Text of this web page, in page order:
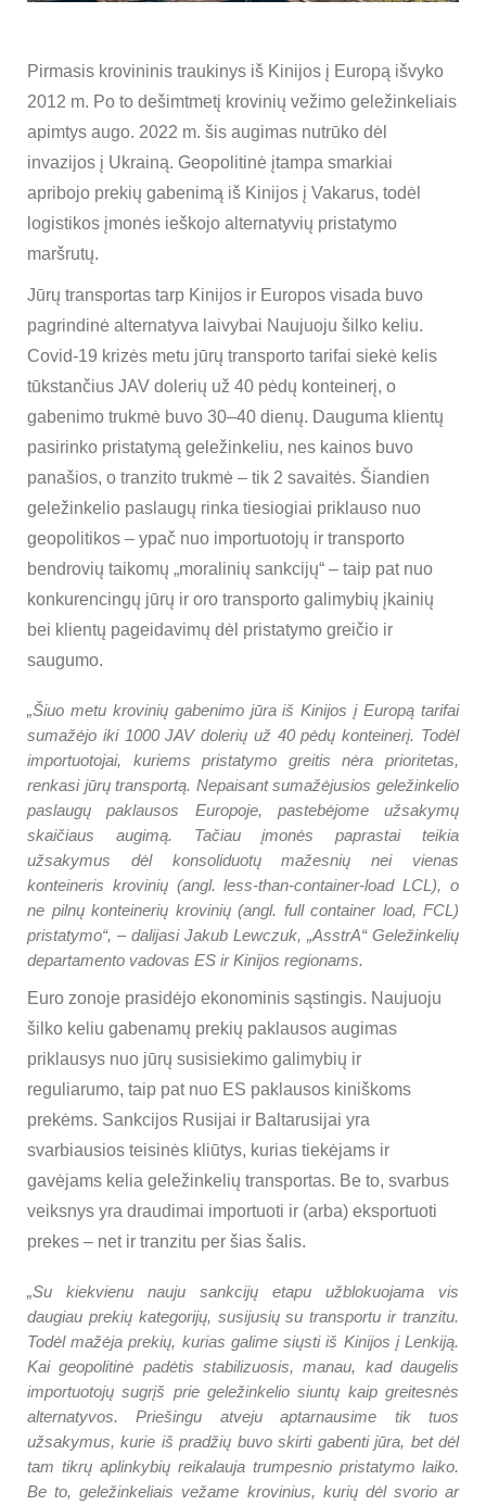
Pirmasis krovininis traukinys iš Kinijos į Europą išvyko
2012 m. Po to dešimtmetį krovinių vežimo geležinkeliais
apimtys augo. 2022 m. šis augimas nutrūko dėl
invazijos į Ukrainą. Geopolitinė įtampa smarkiai
apribojo prekių gabenimą iš Kinijos į Vakarus, todėl
logistikos įmonės ieškojo alternatyvių pristatymo
maršrutų.
Jūrų transportas tarp Kinijos ir Europos visada buvo
pagrindinė alternatyva laivybai Naujuoju šilko keliu.
Covid-19 krizės metu jūrų transporto tarifai siekė kelis
tūkstančius JAV dolerių už 40 pėdų konteinerį, o
gabenimo trukmė buvo 30–40 dienų. Dauguma klientų
pasirinko pristatymą geležinkeliu, nes kainos buvo
panašios, o tranzito trukmė – tik 2 savaitės. Šiandien
geležinkelio paslaugų rinka tiesiogiai priklauso nuo
geopolitikos – ypač nuo importuotojų ir transporto
bendrovių taikomų „moralinių sankcijų“ – taip pat nuo
konkurencingų jūrų ir oro transporto galimybių įkainių
bei klientų pageidavimų dėl pristatymo greičio ir
saugumo.
„Šiuo metu krovinių gabenimo jūra iš Kinijos į Europą tarifai
sumažėjo iki 1000 JAV dolerių už 40 pėdų konteinerį. Todėl
importuotojai, kuriems pristatymo greitis nėra prioritetas,
renkasi jūrų transportą. Nepaisant sumažėjusios geležinkelio
paslaugų paklausos Europoje, pastebėjome užsakymų
skaičiaus augimą. Tačiau įmonės paprastai teikia
užsakymus dėl konsoliduotų mažesnių nei vienas
konteineris krovinių (angl. less-than-container-load LCL), o
ne pilnų konteinerių krovinių (angl. full container load, FCL)
pristatymo“, – dalijasi Jakub Lewczuk, „AsstrA“ Geležinkelių
departamento vadovas ES ir Kinijos regionams.
Euro zonoje prasidėjo ekonominis sąstingis. Naujuoju
šilko keliu gabenamų prekių paklausos augimas
priklausys nuo jūrų susisiekimo galimybių ir
reguliarumo, taip pat nuo ES paklausos kiniškoms
prekėms. Sankcijos Rusijai ir Baltarusijai yra
svarbiausios teisinės kliūtys, kurias tiekėjams ir
gavėjams kelia geležinkelių transportas. Be to, svarbus
veiksnys yra draudimai importuoti ir (arba) eksportuoti
prekes – net ir tranzitu per šias šalis.
„Su kiekvienu nauju sankcijų etapu užblokuojama vis
daugiau prekių kategorijų, susijusių su transportu ir tranzitu.
Todėl mažėja prekių, kurias galime siųsti iš Kinijos į Lenkiją.
Kai geopolitinė padėtis stabilizuosis, manau, kad daugelis
importuotojų sugrįš prie geležinkelio siuntų kaip greitesnės
alternatyvos. Priešingu atveju aptarnausime tik tuos
užsakymus, kurie iš pradžių buvo skirti gabenti jūra, bet dėl
tam tikrų aplinkybių reikalauja trumpesnio pristatymo laiko.
Be to, geležinkeliais vežame krovinius, kurių dėl svorio ar